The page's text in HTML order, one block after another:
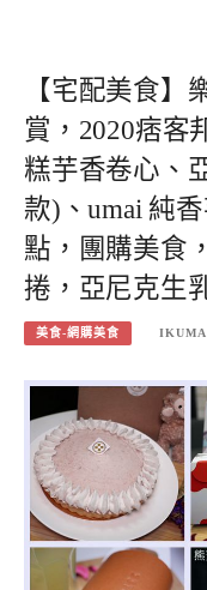
【宅配美食】
賞，2020痞客
糕芋香卷心、
款)、umai 純
點，團購美食
捲，亞尼克生
美食-網購美食 IKUMA